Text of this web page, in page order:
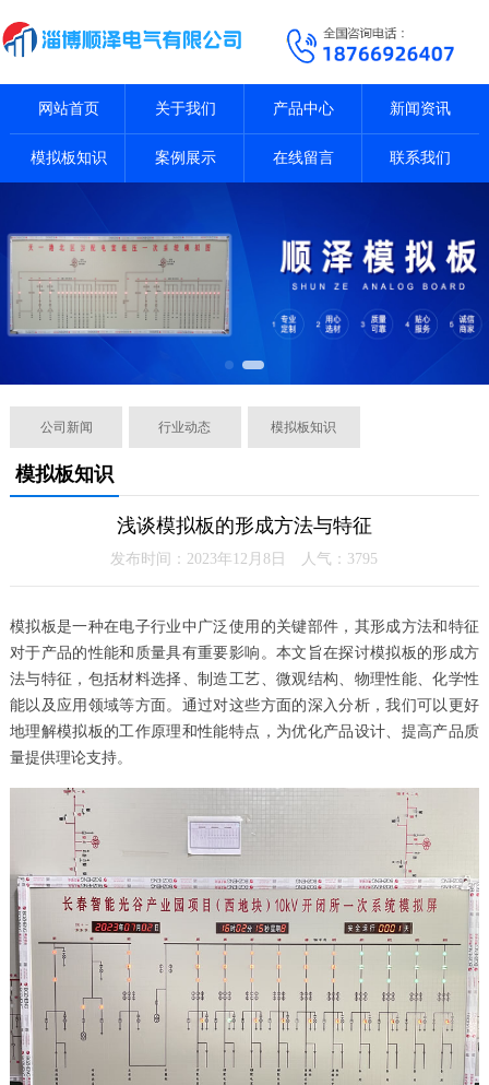
网站首页 关于我们 产品中心 新闻资讯
模拟板知识 案例展示 在线留言 联系我们
公司新闻 行业动态 模拟板知识
模拟板知识
浅谈模拟板的形成方法与特征
发布时间：2023年12月8日 人气： 3795
模拟板是一种在电子行业中广泛使用的关键部件，其形成方法和特征
对于产品的性能和质量具有重要影响。本文旨在探讨模拟板的形成方
法与特征，包括材料选择、制造工艺、微观结构、物理性能、化学性
能以及应用领域等方面。通过对这些方面的深入分析，我们可以更好
地理解模拟板的工作原理和性能特点，为优化产品设计、提高产品质
量提供理论支持。